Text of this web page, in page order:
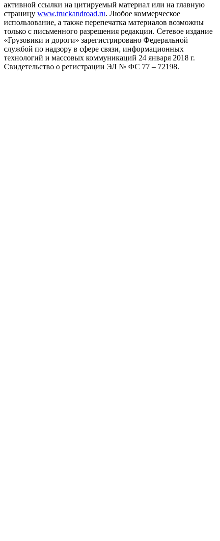
активной ссылки на цитируемый материал или на главную
страницу www.truckandroad.ru. Любое коммерческое
использование, а также перепечатка материалов возможны
только с письменного разрешения редакции. Сетевое издание
«Грузовики и дороги» зарегистрировано Федеральной
службой по надзору в сфере связи, информационных
технологий и массовых коммуникаций 24 января 2018 г.
Свидетельство о регистрации ЭЛ № ФС 77 – 72198.